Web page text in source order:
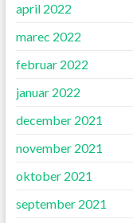
april 2022
marec 2022
februar 2022
januar 2022
december 2021
november 2021
oktober 2021
september 2021